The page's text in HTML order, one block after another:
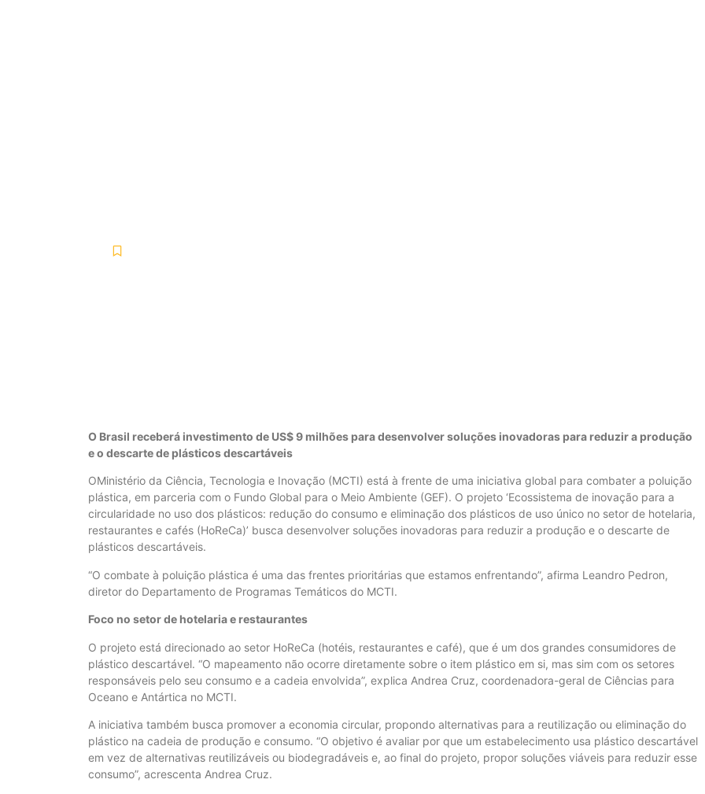
O Brasil receberá investimento de US$ 9 milhões para desenvolver soluções inovadoras para reduzir a produção
e o descarte de plásticos descartáveis
OMinistério da Ciência, Tecnologia e Inovação (MCTI) está à frente de uma iniciativa global para combater a poluição
plástica, em parceria com o Fundo Global para o Meio Ambiente (GEF). O projeto ‘Ecossistema de inovação para a
circularidade no uso dos plásticos: redução do consumo e eliminação dos plásticos de uso único no setor de hotelaria,
restaurantes e cafés (HoReCa)’ busca desenvolver soluções inovadoras para reduzir a produção e o descarte de
plásticos descartáveis.
“O combate à poluição plástica é uma das frentes prioritárias que estamos enfrentando”, afirma Leandro Pedron,
diretor do Departamento de Programas Temáticos do MCTI.
Foco no setor de hotelaria e restaurantes
O projeto está direcionado ao setor HoReCa (hotéis, restaurantes e café), que é um dos grandes consumidores de
plástico descartável. “O mapeamento não ocorre diretamente sobre o item plástico em si, mas sim com os setores
responsáveis pelo seu consumo e a cadeia envolvida”, explica Andrea Cruz, coordenadora-geral de Ciências para
Oceano e Antártica no MCTI.
A iniciativa também busca promover a economia circular, propondo alternativas para a reutilização ou eliminação do
plástico na cadeia de produção e consumo. “O objetivo é avaliar por que um estabelecimento usa plástico descartável
em vez de alternativas reutilizáveis ou biodegradáveis e, ao final do projeto, propor soluções viáveis para reduzir esse
consumo”, acrescenta Andrea Cruz.